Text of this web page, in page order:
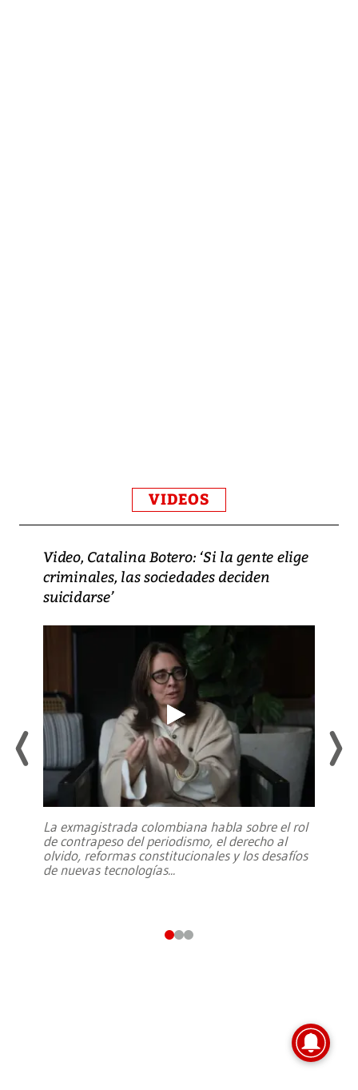
VIDEOS
Video, Catalina Botero: ‘Si la gente elige
criminales, las sociedades deciden
suicidarse’
La exmagistrada colombiana habla sobre el rol
de contrapeso del periodismo, el derecho al
olvido, reformas constitucionales y los desafíos
de nuevas tecnologías...